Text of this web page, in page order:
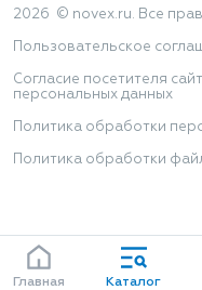
2026 © novex.ru. Все
Пользовательское
Согласие посетителя
персональных данных
Политика обработки
Политика обработки
Главная Каталог